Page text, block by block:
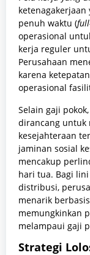
penuh waktu (
operasional
kerja reguler
Perusahaan
karena
operasional
Selain gaji
dirancang untuk
kesejahteraan
jaminan sosial
mencakup
hari tua. Bagi
distribusi,
menarik
memungkinkan
melampaui gaji
Strategi